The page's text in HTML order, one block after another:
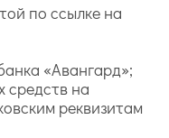
по ссылке на
«Авангард»;
средств на
реквизитам